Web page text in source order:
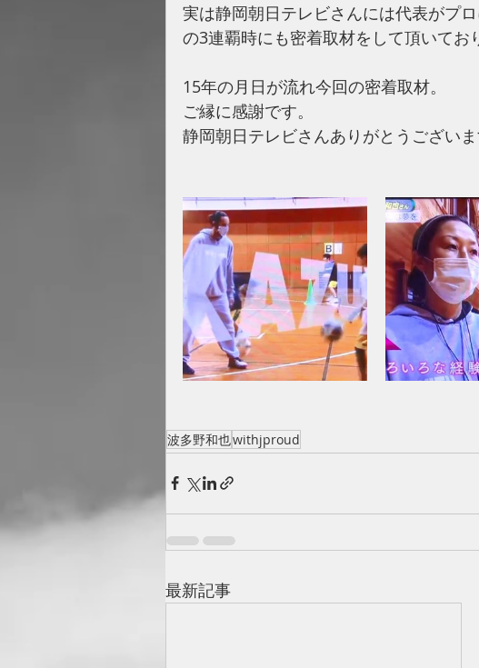
実は静岡朝日テレビさんには代表がプ
の3連覇時にも密着取材をして頂いてお
15年の月日が流れ今回の密着取材。
ご縁に感謝です。
静岡朝日テレビさんありがとうございま
波多野和也withjproud
最新記事